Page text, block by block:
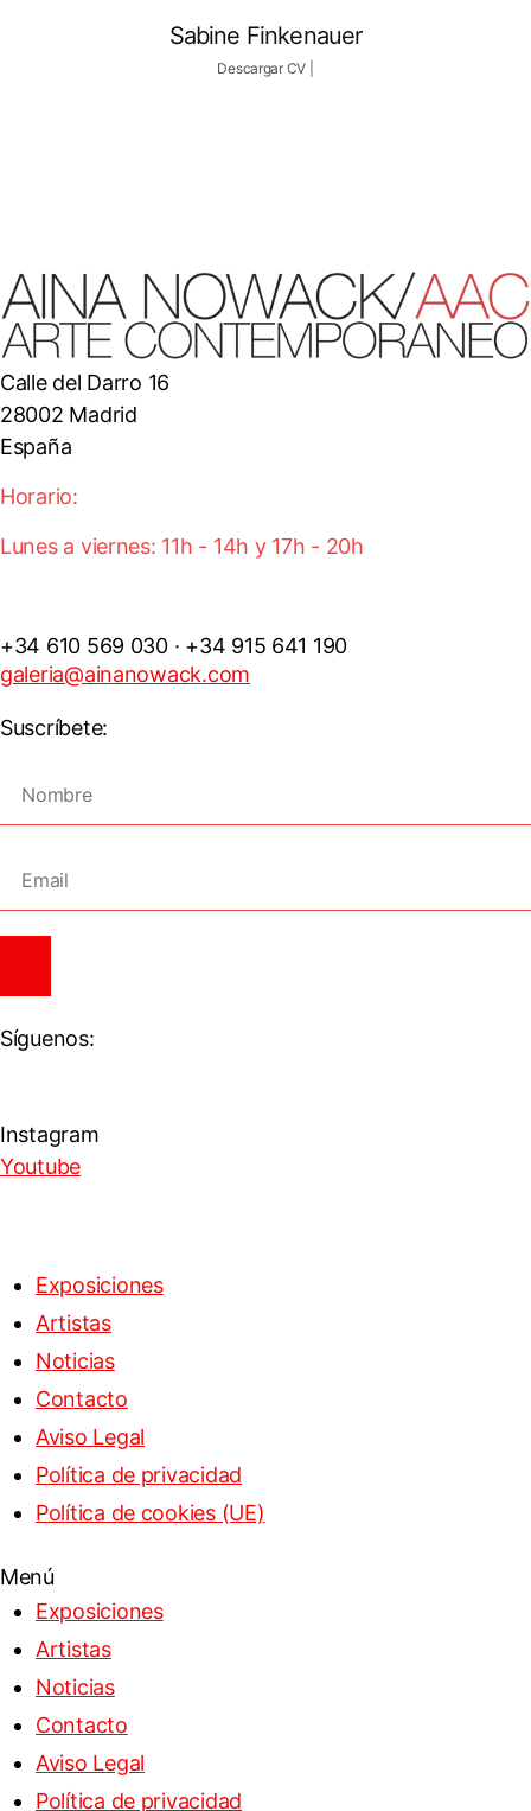
Sabine Finkenauer
Descargar CV
Calle del Darro 16
28002 Madrid
España
Horario:
Lunes a viernes: 11h - 14h y 17h - 20h
+34 610 569 030 · +34 915 641 190
galeria@ainanowack.com
Suscríbete:
Síguenos:
Instagram
Youtube
Exposiciones
Artistas
Noticias
Contacto
Aviso Legal
Política de privacidad
Política de cookies (UE)
Menú
Exposiciones
Artistas
Noticias
Contacto
Aviso Legal
Política de privacidad